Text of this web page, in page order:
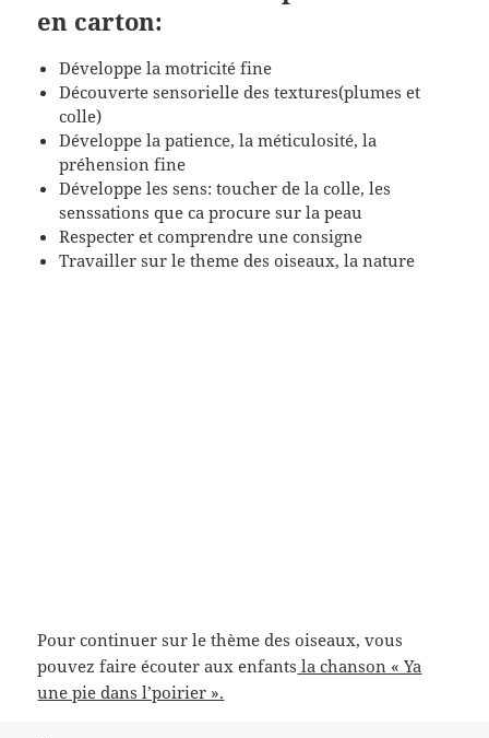
en carton:
Développe la motricité fine
Découverte sensorielle des textures(plumes et
colle)
Développe la patience, la méticulosité, la
préhension fine
Développe les sens: toucher de la colle, les
senssations que ca procure sur la peau
Respecter et comprendre une consigne
Travailler sur le theme des oiseaux, la nature
Pour continuer sur le thème des oiseaux, vous
pouvez faire écouter aux enfants la chanson « Ya
une pie dans l’poirier ».